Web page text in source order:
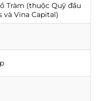
Tràm (thuộc Quỹ đầu
Vina Capital)